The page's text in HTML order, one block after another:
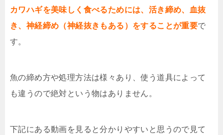
カワハギを美味しく食べるためには、活き締め、血抜
き、神経締め（神経抜きもある）をすることが重要で
す。
魚の締め方や処理方法は様々あり、使う道具によって
も違うので絶対という物はありません。
下記にある動画を見ると分かりやすいと思うので見て